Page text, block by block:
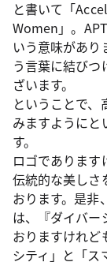
と書いて「
Women」。
いう意味があり
う言葉に結び
ざいます。
ということで
みますようにと
す。
ロゴでありま
伝統的な美しさ
おります。是非
は、『ダイバー
おりますけれど
シティ」と「ス